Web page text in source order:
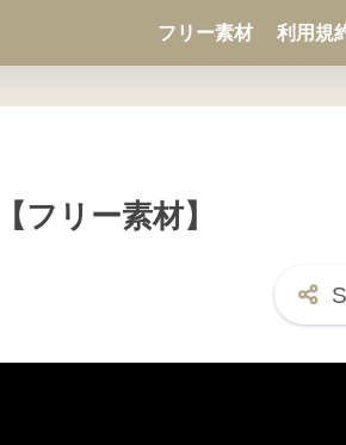
フリー素材 利用規
フリー素材】